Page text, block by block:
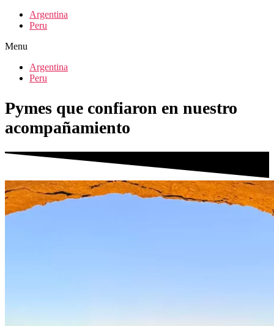
Argentina
Peru
Menu
Argentina
Peru
Pymes que confiaron en nuestro
acompañamiento